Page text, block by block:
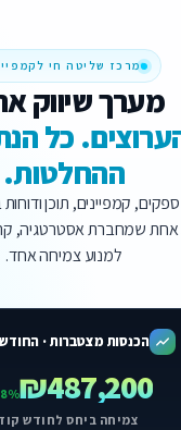
מרכז שליטה חי
מערך שיווק
כל
ההחלטות.
קמפיינים, תוכן
מערכת 360 אחת שמחברת
למנוע צמיחה אחד.
הכנסות מצטברות · החודש
₪487,200
צמיחה ביחס לחודש